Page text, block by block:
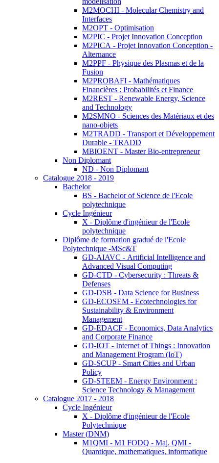
M2MOCHI - Molecular Chemistry and
Interfaces
M2OPT - Optimisation
M2PIC - Projet Innovation Conception
M2PICA - Projet Innovation Conception -
Alternance
M2PPF - Physique des Plasmas et de la
Fusion
M2PROBAFI - Mathématiques
Financières : Probabilités et Finance
M2REST - Renewable Energy, Science
and Technology
M2SMNO - Sciences des Matériaux et des
nano-objets
M2TRADD - Transport et Développement
Durable - TRADD
MBIOENT - Master Bio-entrepreneur
Non Diplomant
ND - Non Diplomant
Catalogue 2018 - 2019
Bachelor
BS - Bachelor of Science de l'Ecole
polytechnique
Cycle Ingénieur
X - Diplôme d'ingénieur de l'Ecole
polytechnique
Diplôme de formation gradué de l'Ecole
Polytechnique -MSc&T
GD-AIAVC - Artificial Intelligence and
Advanced Visual Computing
GD-CTD - Cybersecurity : Threats &
Defenses
GD-DSB - Data Science for Business
GD-ECOSEM - Ecotechnologies for
Sustainability & Environment
Management
GD-EDACF - Economics, Data Analytics
and Corporate Finance
GD-IOT - Internet of Things : Innovation
and Management Program (IoT)
GD-SCUP - Smart Cities and Urban
Policy
GD-STEEM - Energy Environment :
Science Technology & Management
Catalogue 2017 - 2018
Cycle Ingénieur
X - Diplôme d'ingénieur de l'Ecole
Polytechnique
Master (DNM)
M1QMI - M1 FODQ - Maj. QMI -
Quantique, mathematiques, informatique